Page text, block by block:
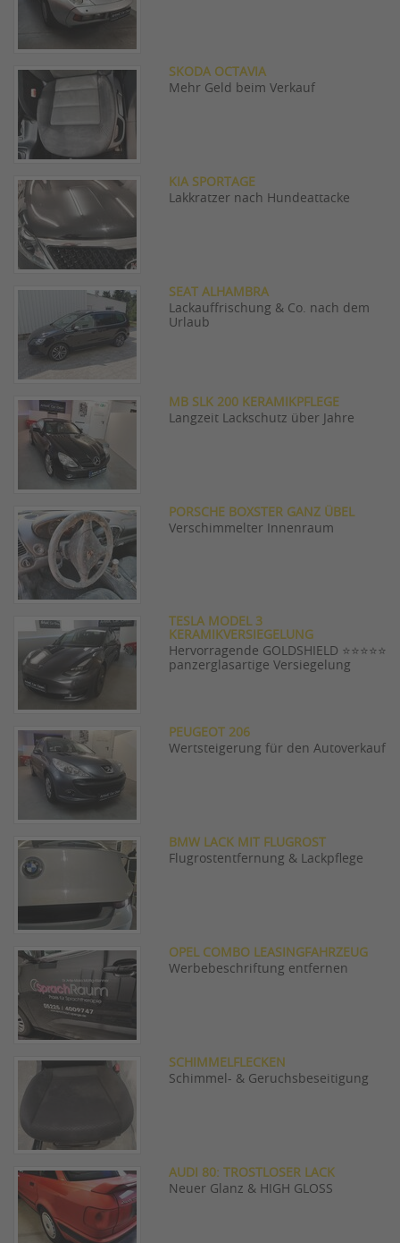
SKODA OCTAVIA
Mehr Geld beim Verkauf
KIA SPORTAGE
Lakkratzer nach Hundeattacke
SEAT ALHAMBRA
Lackauffrischung & Co. nach dem
Urlaub
MB SLK 200 KERAMIKPFLEGE
Langzeit Lackschutz über Jahre
PORSCHE BOXSTER GANZ ÜBEL
Verschimmelter Innenraum
TESLA MODEL 3
KERAMIKVERSIEGELUNG
Hervorragende GOLDSHIELD ⭐⭐⭐⭐⭐
panzerglasartige Versiegelung
PEUGEOT 206
Wertsteigerung für den Autoverkauf
BMW LACK MIT FLUGROST
Flugrostentfernung & Lackpflege
OPEL COMBO LEASINGFAHRZEUG
Werbebeschriftung entfernen
SCHIMMELFLECKEN
Schimmel- & Geruchsbeseitigung
AUDI 80: TROSTLOSER LACK
Neuer Glanz & HIGH GLOSS